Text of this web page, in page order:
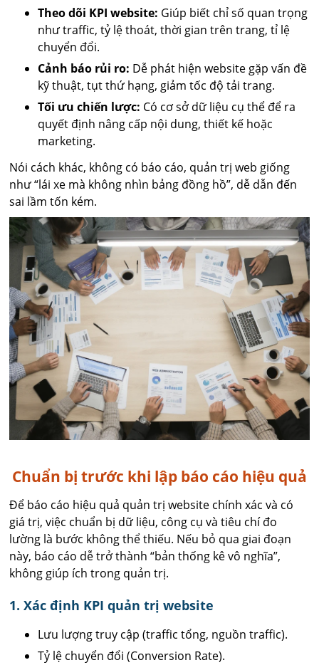
Theo dõi KPI website: Giúp biết chỉ số quan trọng
như traffic, tỷ lệ thoát, thời gian trên trang, tỉ lệ
chuyển đổi.
Cảnh báo rủi ro: Dễ phát hiện website gặp vấn đề
kỹ thuật, tụt thứ hạng, giảm tốc độ tải trang.
Tối ưu chiến lược: Có cơ sở dữ liệu cụ thể để ra
quyết định nâng cấp nội dung, thiết kế hoặc
marketing.
Nói cách khác, không có báo cáo, quản trị web giống
như “lái xe mà không nhìn bảng đồng hồ”, dễ dẫn đến
sai lầm tốn kém.
Chuẩn bị trước khi lập báo cáo hiệu quả
Để báo cáo hiệu quả quản trị website chính xác và có
giá trị, việc chuẩn bị dữ liệu, công cụ và tiêu chí đo
lường là bước không thể thiếu. Nếu bỏ qua giai đoạn
này, báo cáo dễ trở thành “bản thống kê vô nghĩa”,
không giúp ích trong quản trị.
1. Xác định KPI quản trị website
Lưu lượng truy cập (traffic tổng, nguồn traffic).
Tỷ lệ chuyển đổi (Conversion Rate).